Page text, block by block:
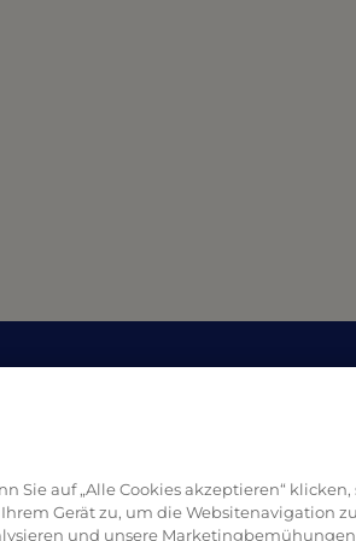
Sie auf „Alle Cookies akzeptieren“
Gerät zu, um die Websitenavigation
und unsere